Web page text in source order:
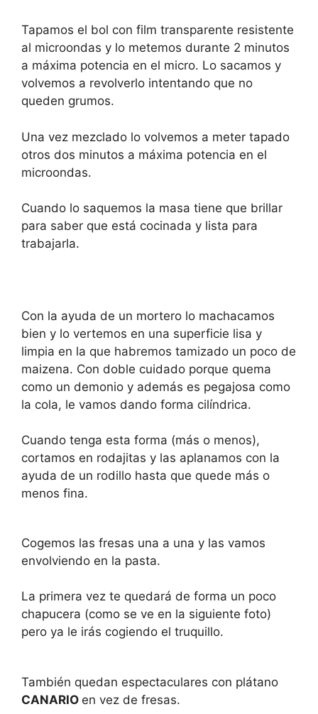
Tapamos el bol con film transparente resistente
al microondas y lo metemos durante 2 minutos
a máxima potencia en el micro. Lo sacamos y
volvemos a revolverlo intentando que no
queden grumos.
Una vez mezclado lo volvemos a meter tapado
otros dos minutos a máxima potencia en el
microondas.
Cuando lo saquemos la masa tiene que brillar
para saber que está cocinada y lista para
trabajarla.
Con la ayuda de un mortero lo machacamos
bien y lo vertemos en una superficie lisa y
limpia en la que habremos tamizado un poco de
maizena. Con doble cuidado porque quema
como un demonio y además es pegajosa como
la cola, le vamos dando forma cilíndrica.
Cuando tenga esta forma (más o menos),
cortamos en rodajitas y las aplanamos con la
ayuda de un rodillo hasta que quede más o
menos fina.
Cogemos las fresas una a una y las vamos
envolviendo en la pasta.
La primera vez te quedará de forma un poco
chapucera (como se ve en la siguiente foto)
pero ya le irás cogiendo el truquillo.
También quedan espectaculares con plátano
CANARIO en vez de fresas.